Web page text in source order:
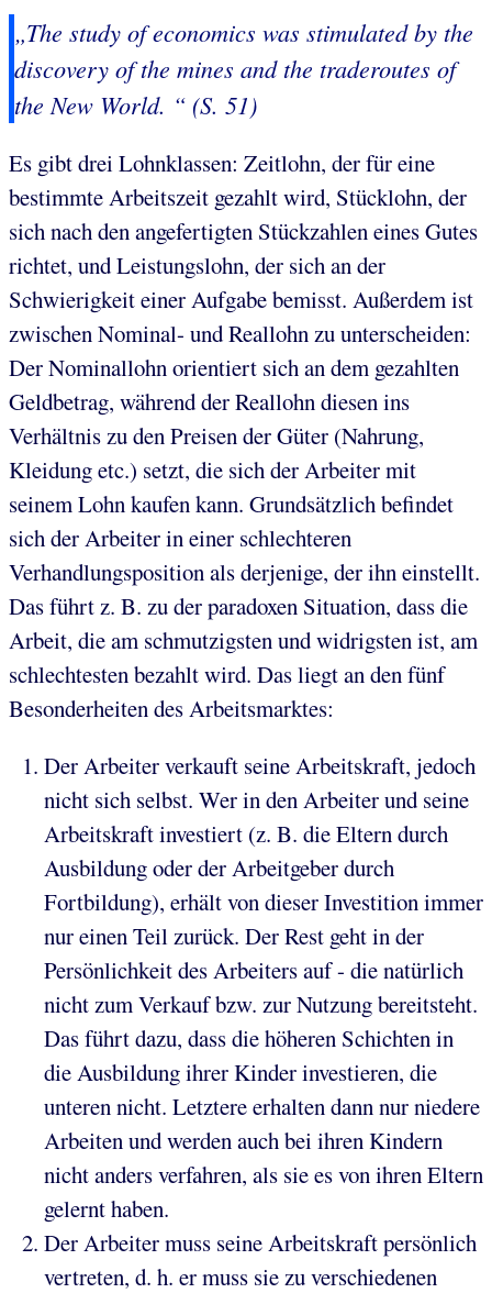
„The study of economics was stimulated by the
discovery of the mines and the traderoutes of
the New World. “ (S. 51)
Es gibt drei Lohnklassen: Zeitlohn, der für eine
bestimmte Arbeitszeit gezahlt wird, Stücklohn, der
sich nach den angefertigten Stückzahlen eines Gutes
richtet, und Leistungslohn, der sich an der
Schwierigkeit einer Aufgabe bemisst. Außerdem ist
zwischen Nominal- und Reallohn zu unterscheiden:
Der Nominallohn orientiert sich an dem gezahlten
Geldbetrag, während der Reallohn diesen ins
Verhältnis zu den Preisen der Güter (Nahrung,
Kleidung etc.) setzt, die sich der Arbeiter mit
seinem Lohn kaufen kann. Grundsätzlich befindet
sich der Arbeiter in einer schlechteren
Verhandlungsposition als derjenige, der ihn einstellt.
Das führt z. B. zu der paradoxen Situation, dass die
Arbeit, die am schmutzigsten und widrigsten ist, am
schlechtesten bezahlt wird. Das liegt an den fünf
Besonderheiten des Arbeitsmarktes:
Der Arbeiter verkauft seine Arbeitskraft, jedoch
nicht sich selbst. Wer in den Arbeiter und seine
Arbeitskraft investiert (z. B. die Eltern durch
Ausbildung oder der Arbeitgeber durch
Fortbildung), erhält von dieser Investition immer
nur einen Teil zurück. Der Rest geht in der
Persönlichkeit des Arbeiters auf - die natürlich
nicht zum Verkauf bzw. zur Nutzung bereitsteht.
Das führt dazu, dass die höheren Schichten in
die Ausbildung ihrer Kinder investieren, die
unteren nicht. Letztere erhalten dann nur niedere
Arbeiten und werden auch bei ihren Kindern
nicht anders verfahren, als sie es von ihren Eltern
gelernt haben.
Der Arbeiter muss seine Arbeitskraft persönlich
vertreten, d. h. er muss sie zu verschiedenen